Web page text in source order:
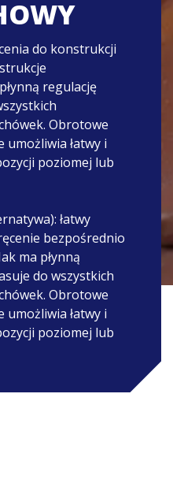
do konstrukcji
regulację
Obrotowe
umożliwia łatwy i
poziomej lub
łatwy
bezpośrednio
ma płynną
do wszystkich
Obrotowe
umożliwia łatwy i
poziomej lub
rodzajów dachów
montaż poprzez
Montaż bez
oszczędność
ma regulowaną
się do
grubości ramy od 30
konstrukcji,
z zaślepką)
zacisk środkowy i
i wiatroszczelne
szarym i